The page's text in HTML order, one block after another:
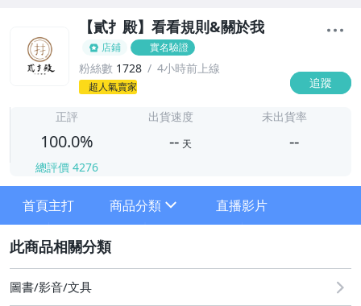
【貳扌殿】看看規則&關於我
店鋪 實名驗證
粉絲數 1728 4小時前上線
超人氣賣家 追蹤
-
正評
100.0%
總評價 4276
出貨速度
-- 天
未出貨率
--
首頁主打 商品分類
★★★1元起標專區★★★
直播影片
圖書/影音/文具